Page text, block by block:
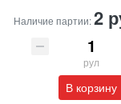
Наличие партии: 2
рул
В корзину